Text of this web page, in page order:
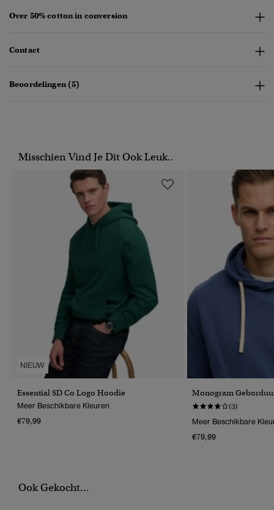
Over 50% cotton in conversion
Contact
Beoordelingen (5)
Misschien Vind Je Dit Ook Leuk..
NIEUW
Essential SD Co Logo Hoodie
Meer Beschikbare Kleuren
€79,99
Monogram
(3)
Meer Beschikbare
€79,99
Ook Gekocht...